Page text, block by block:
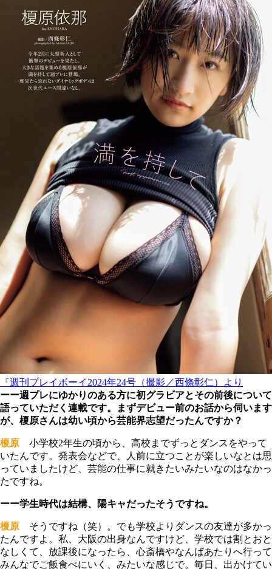
『週刊プレイボーイ2024年24号（撮影／西條彰仁）より
ーー週プレにゆかりのある方に初グラビアとその前後について
語っていただく連載です。まずデビュー前のお話から伺います
が、榎原さんは幼い頃から芸能界志望だったんですか？
榎原 小学校2年生の頃から、高校までずっとダンスをやって
いたんです。発表会などで、人前に立つことが楽しいなとは思
っていましたけど、芸能の仕事に就きたいみたいなのはなかっ
たですね。
ーー学生時代は結構、陽キャだったそうですね。
榎原 そうですね（笑）。でも学校よりダンスの友達が多かっ
たんですよ。私、大阪の出身なんですけど、学校では割とおと
なしくて、放課後になったら、心斎橋やなんばあたりへ行って
みんなでご飯食べにいく、みたいな感じで。毎日、出かけてい